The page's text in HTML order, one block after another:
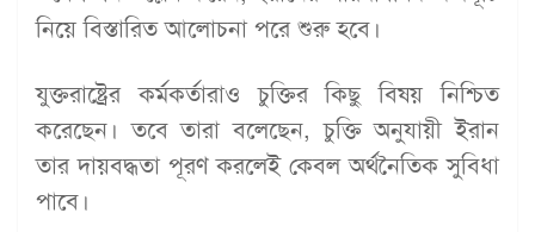
নিয়ে বিস্তারিত আলোচনা পরে শুরু হবে।
যুক্তরাষ্ট্রের কর্মকর্তারাও চুক্তির কিছু বিষয় নিশ্চিত
করেছেন। তবে তারা বলেছেন, চুক্তি অনুযায়ী ইরান
তার দায়বদ্ধতা পূরণ করলেই কেবল অর্থনৈতিক সুবিধা
পাবে।